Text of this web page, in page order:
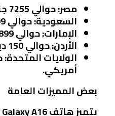
مصر: حوالي 7255 جنيه مصري.
السعودية: حوالي 999 ريال سعودي.
الإمارات: حوالي 899 درهم إماراتي.
الأردن: حوالي 150 دينار أردني.
الولايات المتحدة
أمريكي.
بعض المميزات العامة